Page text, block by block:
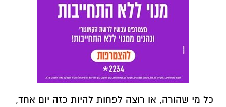
כל מי שהורה, או רוצה לפחות להיות כזה יום אחד,